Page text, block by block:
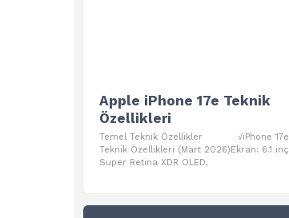
Apple iPhone 17e Teknik
Özellikleri
Temel Teknik Özellikler √iPhone 17e
Teknik Özellikleri (Mart 2026)Ekran: 6.1 inç
Super Retina XDR OLED,